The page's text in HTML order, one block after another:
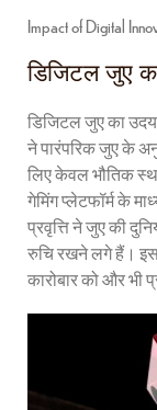
Impact of Digital
डिजिटल जुए
डिजिटल जुए का
ने पारंपरिक जुए के
लिए केवल भौतिक
गेमिंग प्लेटफॉर्म के
प्रवृत्ति ने जुए की
रुचि रखने लगे हैं।
कारोबार को और भी